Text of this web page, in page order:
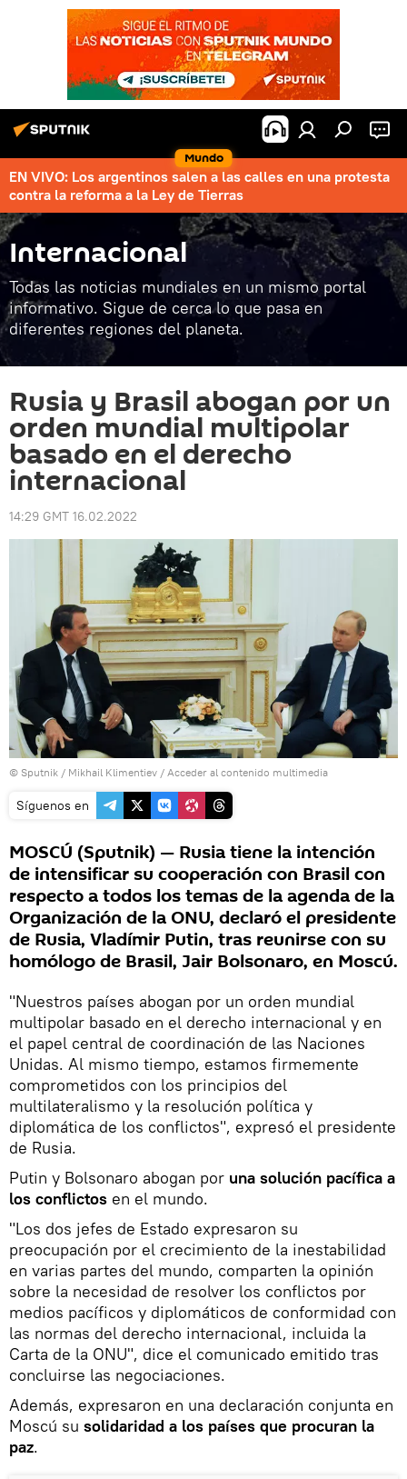
Mundo
EN VIVO: Los argentinos salen a las calles en una protesta
contra la reforma a la Ley de Tierras
Internacional
Todas las noticias mundiales en un mismo portal
informativo. Sigue de cerca lo que pasa en
diferentes regiones del planeta.
Rusia y Brasil abogan por un
orden mundial multipolar
basado en el derecho
internacional
14:29 GMT 16.02.2022
© Sputnik / Mikhail Klimentiev / Acceder al contenido multimedia
Síguenos en
MOSCÚ (Sputnik) — Rusia tiene la intención
de intensificar su cooperación con Brasil con
respecto a todos los temas de la agenda de la
Organización de la ONU, declaró el presidente
de Rusia, Vladímir Putin, tras reunirse con su
homólogo de Brasil, Jair Bolsonaro, en Moscú.
"Nuestros países abogan por un orden mundial
multipolar basado en el derecho internacional y en
el papel central de coordinación de las Naciones
Unidas. Al mismo tiempo, estamos firmemente
comprometidos con los principios del
multilateralismo y la resolución política y
diplomática de los conflictos", expresó el presidente
de Rusia.
Putin y Bolsonaro abogan por una solución pacífica a
los conflictos en el mundo.
"Los dos jefes de Estado expresaron su
preocupación por el crecimiento de la inestabilidad
en varias partes del mundo, comparten la opinión
sobre la necesidad de resolver los conflictos por
medios pacíficos y diplomáticos de conformidad con
las normas del derecho internacional, incluida la
Carta de la ONU", dice el comunicado emitido tras
concluirse las negociaciones.
Además, expresaron en una declaración conjunta en
Moscú su solidaridad a los países que procuran la
paz.